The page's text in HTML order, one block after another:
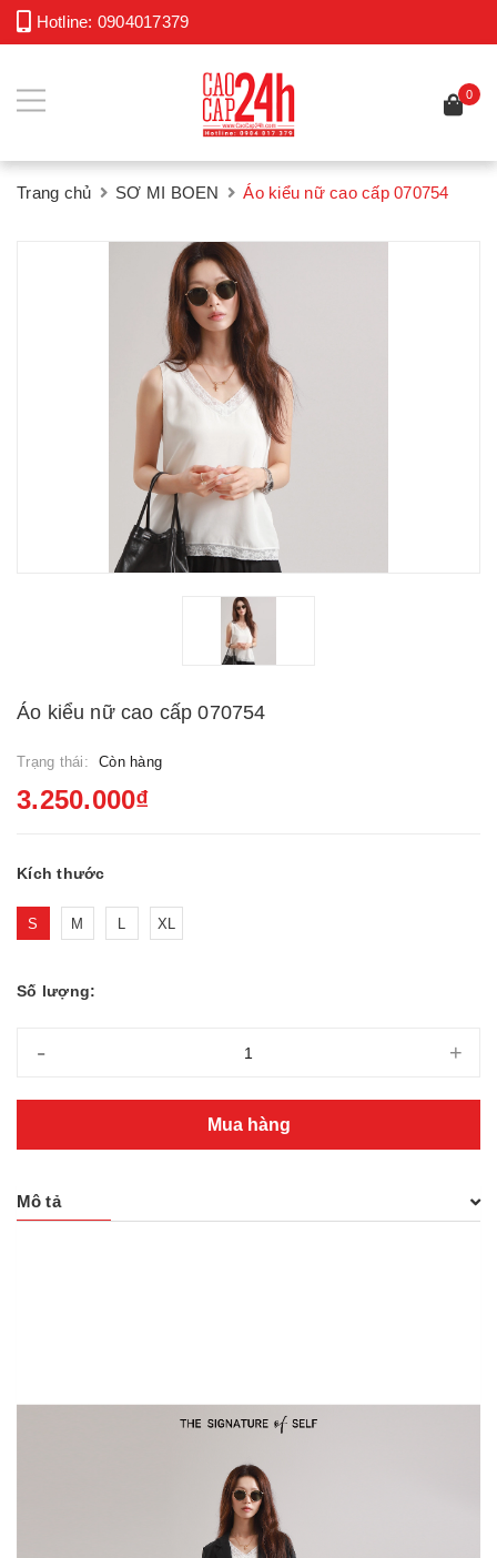
Hotline: 0904017379
0
Trang chủ SƠ MI BOEN Áo kiểu nữ cao cấp 070754
Áo kiểu nữ cao cấp 070754
Trạng thái: Còn hàng
3.250.000₫
Kích thước
S M L XL
Số lượng:
- +
Mua hàng
Mô tả